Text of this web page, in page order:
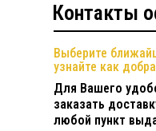
Контакты
Выберите
узнайте как
Для Вашего
заказать
любой пункт